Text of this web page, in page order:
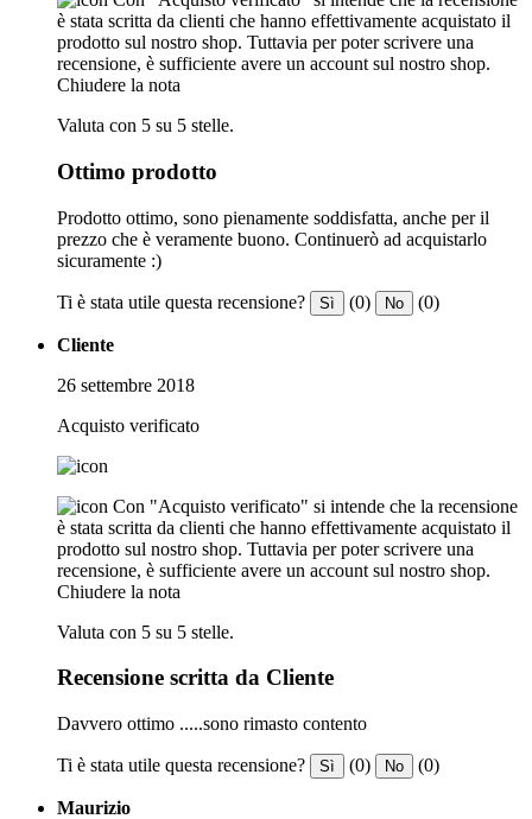
è stata scritta da clienti che hanno effettivamente acquistato il
prodotto sul nostro shop. Tuttavia per poter scrivere una
recensione, è sufficiente avere un account sul nostro shop.
Chiudere la nota
Valuta con 5 su 5 stelle.
Ottimo prodotto
Prodotto ottimo, sono pienamente soddisfatta, anche per il
prezzo che è veramente buono. Continuerò ad acquistarlo
sicuramente :)
Ti è stata utile questa recensione? Sì (0) No (0)
Cliente
26 settembre 2018
Acquisto verificato
Con "Acquisto verificato" si intende che la recensione
è stata scritta da clienti che hanno effettivamente acquistato il
prodotto sul nostro shop. Tuttavia per poter scrivere una
recensione, è sufficiente avere un account sul nostro shop.
Chiudere la nota
Valuta con 5 su 5 stelle.
Recensione scritta da Cliente
Davvero ottimo .....sono rimasto contento
Ti è stata utile questa recensione? Sì (0) No (0)
Maurizio